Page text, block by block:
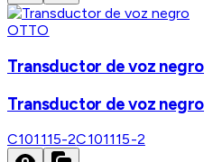
OTTO
Transductor de voz negro
Transductor de voz negro
C101115-2C101115-2